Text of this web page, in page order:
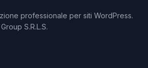
professionale per siti WordPress.
S.R.L.S.